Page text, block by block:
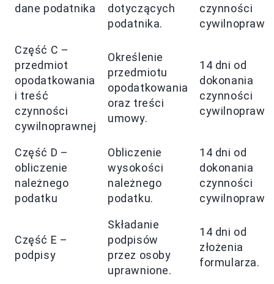
dane podatnika
dotyczących
podatnika.
czynności
Część C –
przedmiot
opodatkowania
i treść
czynności
cywilnoprawnej
Określenie
przedmiotu
opodatkowania
oraz treści
umowy.
14 dni od
dokonania
czynności
Część D –
obliczenie
należnego
podatku
Obliczenie
wysokości
należnego
podatku.
14 dni od
dokonania
czynności
Część E –
podpisy
Składanie
podpisów
przez osoby
uprawnione.
14 dni od
złożenia
formularza.